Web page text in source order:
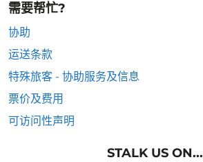
需要帮忙?
协助
运送条款
特殊旅客 - 协助服务及信息
票价及费用
可访问性声明
STALK US ON...